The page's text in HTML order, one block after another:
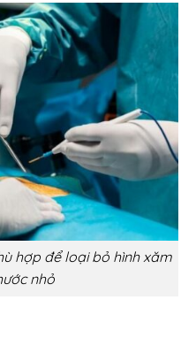
hợp để loại bỏ hình xăm
nhỏ